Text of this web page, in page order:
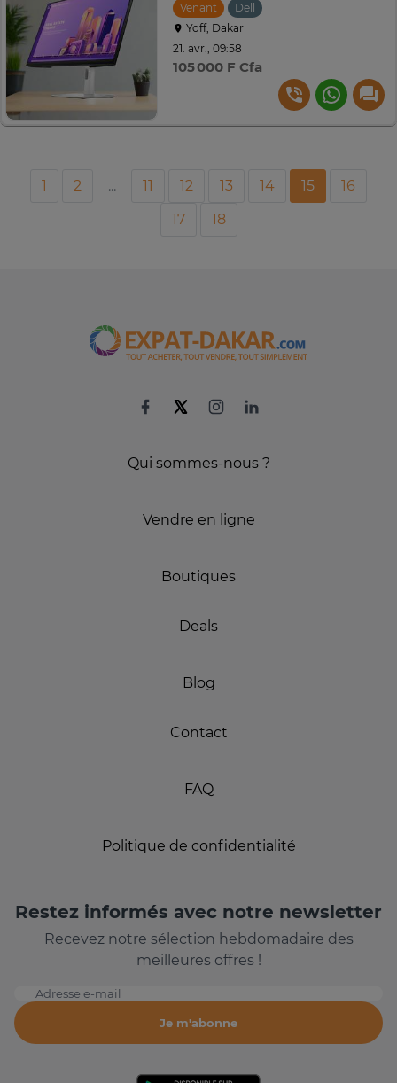
Venant
Dell
Yoff, Dakar
21. avr., 09:58
105 000 F Cfa
1 2 ... 11 12 13 14 15
16
17
18
Qui sommes-nous ?
Vendre en ligne
Boutiques
Deals
Blog
Contact
FAQ
Politique de confidentialité
Restez informés avec notre newsletter
Recevez notre sélection hebdomadaire des
meilleures offres !
Adresse e-mail
Je m'abonne